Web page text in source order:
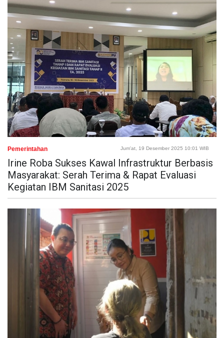
Pemerintahan Jum'at, 19 Desember 2025 10:01 WIB
Irine Roba Sukses Kawal Infrastruktur Berbasis
Masyarakat: Serah Terima & Rapat Evaluasi
Kegiatan IBM Sanitasi 2025